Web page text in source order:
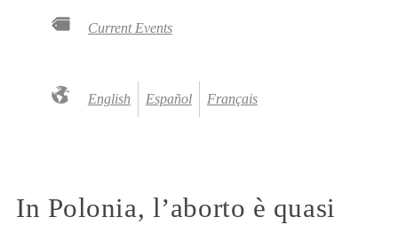
Current Events
English Español Français
In Polonia, l’aborto è quasi